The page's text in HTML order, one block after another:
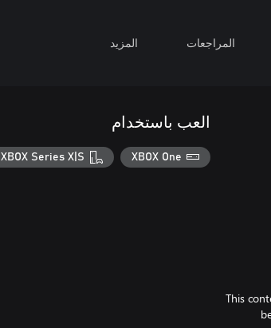
المراجعات المزيد
*This
العب باستخدام
XBOX One
XBOX Series X|S